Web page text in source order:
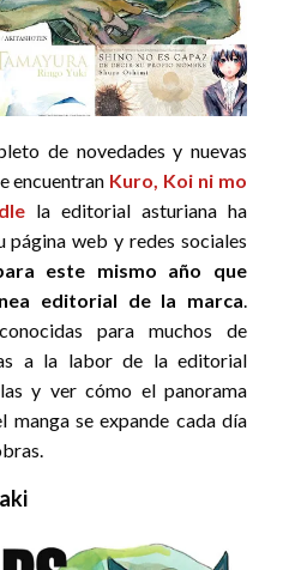
de novedades y nuevas
encuentran Kuro, Koi ni mo
la editorial asturiana ha
página web y redes sociales
este mismo año que
editorial de la marca
para muchos de
a la labor de la editorial
y ver cómo el panorama
manga se expande cada día